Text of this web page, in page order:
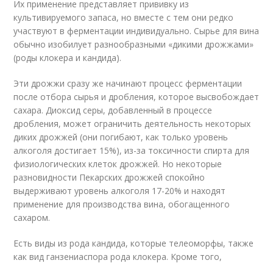
Их применение представляет прививку из
культивируемого запаса, но вместе с тем они редко
участвуют в ферментации индивидуально. Сырье для вина
обычно изобилует разнообразными «дикими дрожжами»
(роды клокера и кандида).
Эти дрожжи сразу же начинают процесс ферментации
после отбора сырья и дробления, которое высвобождает
сахара. Диоксид серы, добавленный в процессе
дробления, может ограничить деятельность некоторых
диких дрожжей (они погибают, как только уровень
алкоголя достигает 15%), из-за токсичности спирта для
физиологических клеток дрожжей. Но некоторые
разновидности Пекарских дрожжей спокойно
выдерживают уровень алкоголя 17-20% и находят
применение для производства вина, обогащенного
сахаром.
Есть виды из рода кандида, которые телеоморфы, также
как вид ганзениаспора рода клокера. Кроме того,